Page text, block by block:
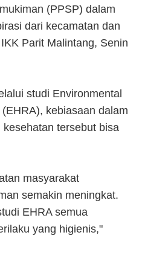
(PPSP) dalam
dari kecamatan dan
Parit Malintang, Senin
studi Environmental
kebiasaan dalam
tersebut bisa
masyarakat
semakin meningkat.
EHRA semua
yang higienis,"